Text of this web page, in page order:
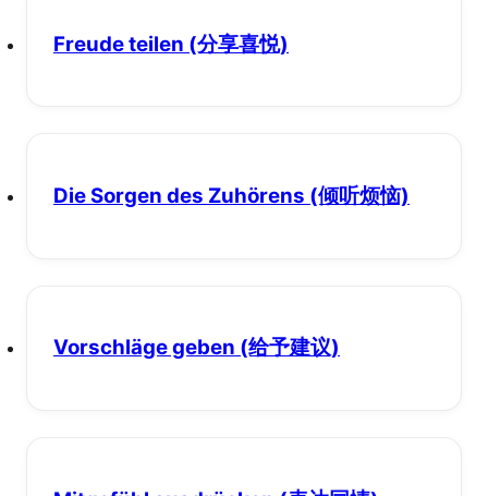
Freude teilen (分享喜悦)
Die Sorgen des Zuhörens (倾听烦恼)
Vorschläge geben (给予建议)